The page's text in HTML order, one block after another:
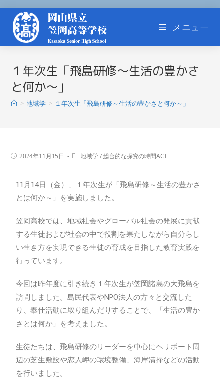
メニュー
１年次生「飛島研修～生活の豊かさ
と何か～」
> 地域学 > １年次生「飛島研修～生活の豊かさと何か～」
2024年11月15日 地域学 / 総合的な探究の時間ACT
11月14日（金）、１年次生が「飛島研修～生活の豊かさ
とは何か～」を実施しました。
笠岡高校では、地域社会やグローバル社会の発展に貢献
する生徒および社会の中で役割を果たしながら自分らし
い生き方を実現できる生徒の育成を目指した教育実践を
行っています。
今回は昨年度に引き続き１年次生が笠岡諸島の大飛島を
訪問しました。島民代表やNPO法人の方々と交流した
り、奉仕活動に取り組んだりすることで、「生活の豊か
さとは何か」を考えました。
生徒たちは、飛島研修のリーダーを中心にヘリポート周
辺の芝生敷設や恋人岬の環境整備、海岸清掃などの活動
を行いました。